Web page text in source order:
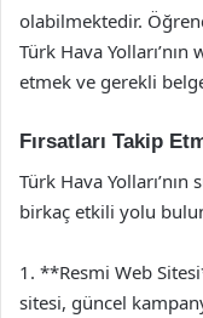
olabilmektedir.
Türk Hava
etmek ve gerekli
Fırsatları Takip
Türk Hava
birkaç etkili yolu
1. **Resmi Web
sitesi, güncel